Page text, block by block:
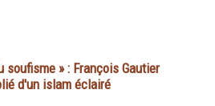
soufisme » : François Gautier
d'un islam éclairé